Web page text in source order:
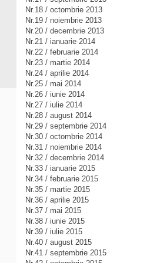
Nr.18 / octombrie 2013
Nr.19 / noiembrie 2013
Nr.20 / decembrie 2013
Nr.21 / ianuarie 2014
Nr.22 / februarie 2014
Nr.23 / martie 2014
Nr.24 / aprilie 2014
Nr.25 / mai 2014
Nr.26 / iunie 2014
Nr.27 / iulie 2014
Nr.28 / august 2014
Nr.29 / septembrie 2014
Nr.30 / octombrie 2014
Nr.31 / noiembrie 2014
Nr.32 / decembrie 2014
Nr.33 / ianuarie 2015
Nr.34 / februarie 2015
Nr.35 / martie 2015
Nr.36 / aprilie 2015
Nr.37 / mai 2015
Nr.38 / iunie 2015
Nr.39 / iulie 2015
Nr.40 / august 2015
Nr.41 / septembrie 2015